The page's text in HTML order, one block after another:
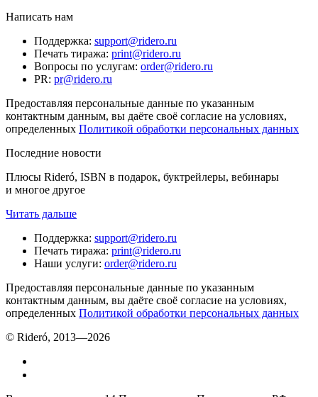
Написать нам
Поддержка: support@ridero.ru
Печать тиража: print@ridero.ru
Вопросы по услугам: order@ridero.ru
PR: pr@ridero.ru
Предоставляя персональные данные по указанным
контактным данным, вы даёте своё согласие на условиях,
определенных Политикой обработки персональных данных
Последние новости
Плюсы Rideró, ISBN в подарок, буктрейлеры, вебинары
и многое другое
Читать дальше
Поддержка: support@ridero.ru
Печать тиража: print@ridero.ru
Наши услуги: order@ridero.ru
Предоставляя персональные данные по указанным
контактным данным, вы даёте своё согласие на условиях,
определенных Политикой обработки персональных данных
© Rideró, 2013—2026